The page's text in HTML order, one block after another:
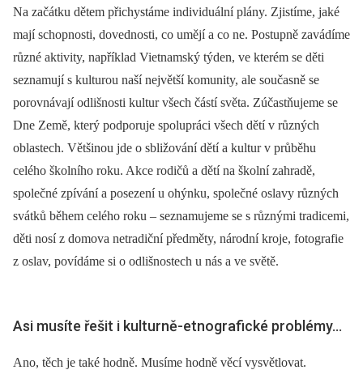
Na začátku dětem přichystáme individuální plány. Zjistíme, jaké
mají schopnosti, dovednosti, co umějí a co ne. Postupně zavádíme
různé aktivity, například Vietnamský týden, ve kterém se děti
seznamují s kulturou naší největší komunity, ale současně se
porovnávají odlišnosti kultur všech částí světa. Zúčastňujeme se
Dne Země, který podporuje spolupráci všech dětí v různých
oblastech. Většinou jde o sbližování dětí a kultur v průběhu
celého školního roku. Akce rodičů a dětí na školní zahradě,
společné zpívání a posezení u ohýnku, společné oslavy různých
svátků během celého roku –⁠ seznamujeme se s různými tradicemi,
děti nosí z domova netradiční předměty, národní kroje, fotografie
z oslav, povídáme si o odlišnostech u nás a ve světě.
Asi musíte řešit i kulturně-etnografické problémy...
Ano, těch je také hodně. Musíme hodně věcí vysvětlovat.